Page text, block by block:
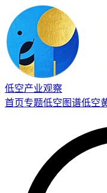
低空产业观察
首页专题低空图谱低空